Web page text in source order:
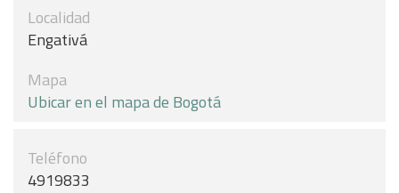
Localidad
Engativá
Mapa
Ubicar en el mapa de Bogotá
Teléfono
4919833